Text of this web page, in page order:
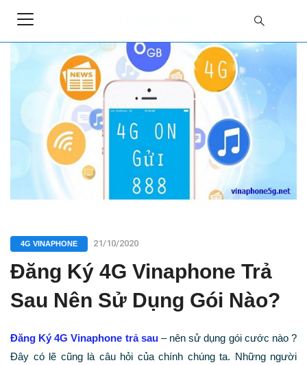
4G VINAPHONE 21/10/2020
Đăng Ký 4G Vinaphone Trả
Sau Nên Sử Dụng Gói Nào?
Đăng Ký 4G Vinaphone trả sau– nên sử dụng gói cước nào ?
Đây có lẽ cũng là câu hỏi của chính chúng ta. Những người